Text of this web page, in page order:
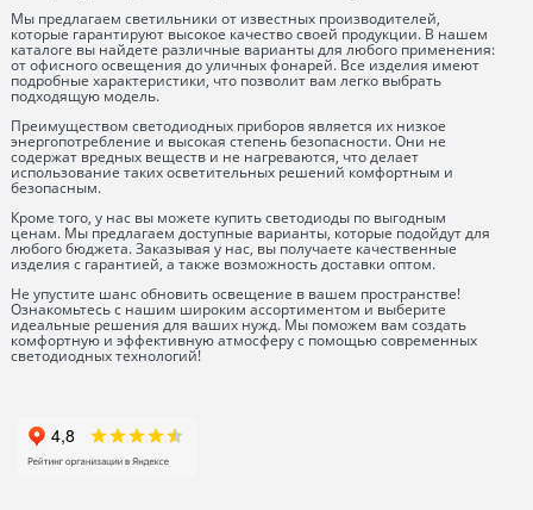
Мы предлагаем светильники от известных производителей,
которые гарантируют высокое качество своей продукции. В нашем
каталоге вы найдете различные варианты для любого применения:
от офисного освещения до уличных фонарей. Все изделия имеют
подробные характеристики, что позволит вам легко выбрать
подходящую модель.
Преимуществом светодиодных приборов является их низкое
энергопотребление и высокая степень безопасности. Они не
содержат вредных веществ и не нагреваются, что делает
использование таких осветительных решений комфортным и
безопасным.
Кроме того, у нас вы можете купить светодиоды по выгодным
ценам. Мы предлагаем доступные варианты, которые подойдут для
любого бюджета. Заказывая у нас, вы получаете качественные
изделия с гарантией, а также возможность доставки оптом.
Не упустите шанс обновить освещение в вашем пространстве!
Ознакомьтесь с нашим широким ассортиментом и выберите
идеальные решения для ваших нужд. Мы поможем вам создать
комфортную и эффективную атмосферу с помощью современных
светодиодных технологий!